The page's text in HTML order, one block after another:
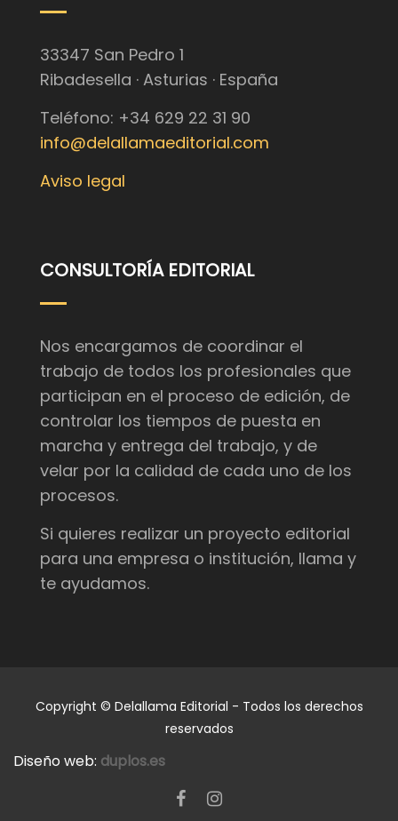
33347 San Pedro 1
Ribadesella · Asturias · España
Teléfono: +34 629 22 31 90
info@delallamaeditorial.com
Aviso legal
CONSULTORÍA EDITORIAL
Nos encargamos de coordinar el
trabajo de todos los profesionales que
participan en el proceso de edición, de
controlar los tiempos de puesta en
marcha y entrega del trabajo, y de
velar por la calidad de cada uno de los
procesos.
Si quieres realizar un proyecto editorial
para una empresa o institución, llama y
te ayudamos.
Copyright © Delallama Editorial - Todos los derechos
reservados
Diseño web: duplos.es